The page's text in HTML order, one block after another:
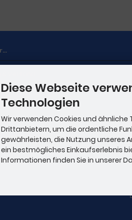
Einstellungen
Diese Webseite
Technologien
Wir verwenden Cookies und ähnliche
Drittanbietern, um die ordentliche
gewährleisten, die Nutzung unseres
ein bestmögliches Einkaufserlebnis
Informationen finden Sie in unserer